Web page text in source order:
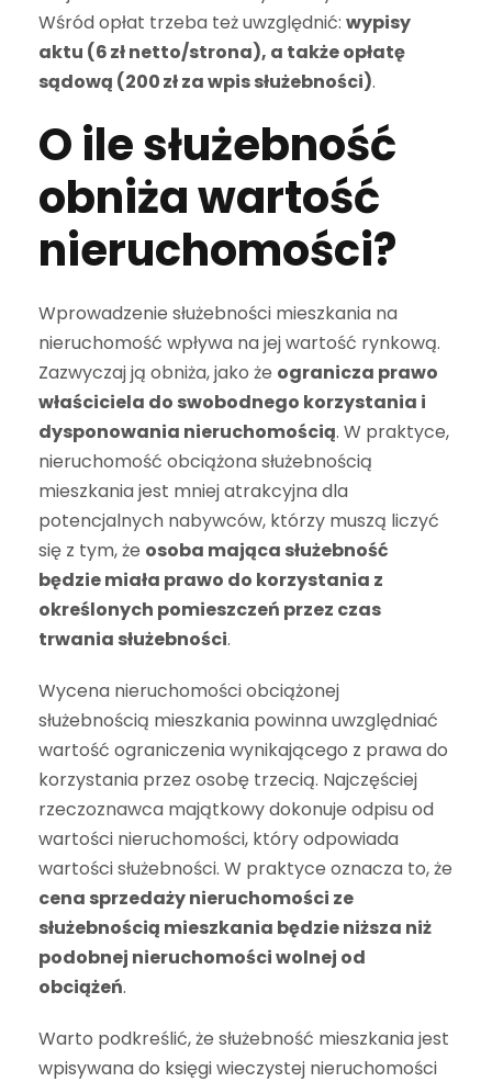
Wśród opłat trzeba też uwzględnić: wypisy
aktu (6 zł netto/strona), a także opłatę
sądową (200 zł za wpis służebności).
O ile służebność
obniża wartość
nieruchomości?
Wprowadzenie służebności mieszkania na
nieruchomość wpływa na jej wartość rynkową.
Zazwyczaj ją obniża, jako że ogranicza prawo
właściciela do swobodnego korzystania i
dysponowania nieruchomością. W praktyce,
nieruchomość obciążona służebnością
mieszkania jest mniej atrakcyjna dla
potencjalnych nabywców, którzy muszą liczyć
się z tym, że osoba mająca służebność
będzie miała prawo do korzystania z
określonych pomieszczeń przez czas
trwania służebności.
Wycena nieruchomości obciążonej
służebnością mieszkania powinna uwzględniać
wartość ograniczenia wynikającego z prawa do
korzystania przez osobę trzecią. Najczęściej
rzeczoznawca majątkowy dokonuje odpisu od
wartości nieruchomości, który odpowiada
wartości służebności. W praktyce oznacza to, że
cena sprzedaży nieruchomości ze
służebnością mieszkania będzie niższa niż
podobnej nieruchomości wolnej od
obciążeń.
Warto podkreślić, że służebność mieszkania jest
wpisywana do księgi wieczystej nieruchomości